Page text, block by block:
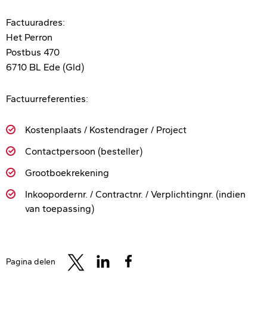
Factuuradres:
Het Perron
Postbus 470
6710 BL Ede (Gld)
Factuurreferenties:
Kostenplaats / Kostendrager / Project
Contactpersoon (besteller)
Grootboekrekening
Inkoopordernr. / Contractnr. / Verplichtingnr. (indien
van toepassing)
Pagina delen